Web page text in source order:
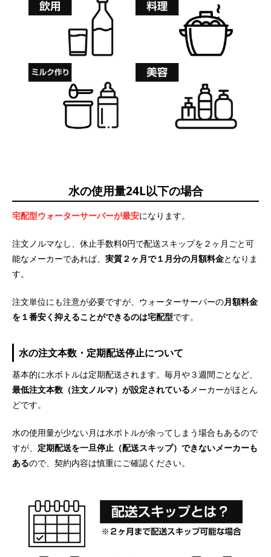
水の使用量24L以下の場合
宅配型ウォーターサーバーが最安になります。
注文ノルマなし、休止手数料0円で配送スキップを２ヶ月ごと可
能なメーカーであれば、 実質２ヶ月で１月分の月額料金となりま
す。
注文単位にも注意が必要ですが、ウォーターサーバーの月額料金
を１番安く抑えることができるのは宅配型です。
水の注文本数・定期配送停止について
基本的に水ボトルは定期配送されます。毎月や３週間ごとなど、
最低注文本数（注文ノルマ）が設定されているメーカーがほとん
どです。
水の使用量が少ない月は水ボトルが余ってしまう場合もあるので
すが、 定期配送を一旦停止（配送スキップ）できないメーカーも
あるので、契約内容は慎重にご確認ください。